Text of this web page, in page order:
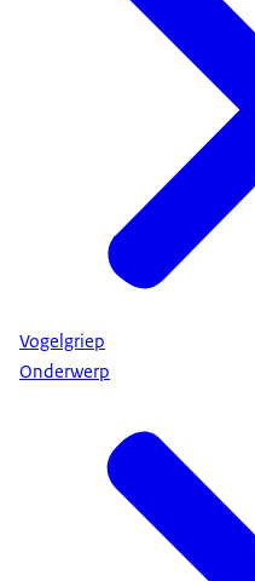
Vogelgriep
Onderwerp